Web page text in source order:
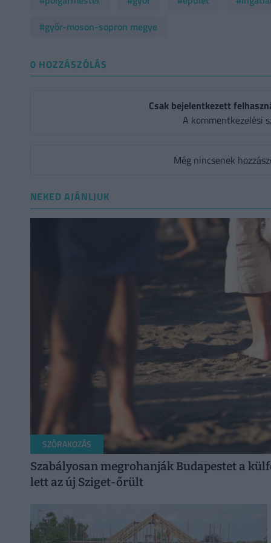
#győr-moson-sopron megye
0 HOZZÁSZÓLÁS
Csak bejelentkezett
A kommentkezelési
Még nincsenek
NEKED AJÁNLJUK
SZÓRAKOZÁS
Szabályosan megrohanják Budapestet a
lett az új Sziget-őrült